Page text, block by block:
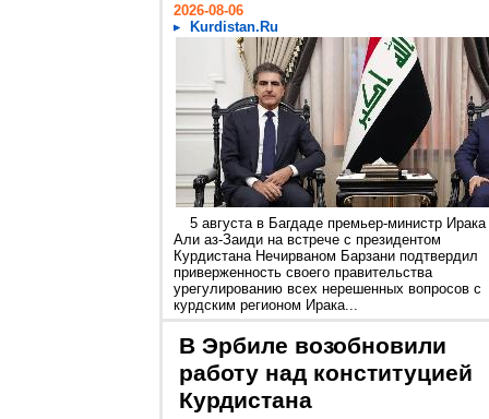
2026-08-06
Kurdistan.Ru
5 августа в Багдаде премьер-министр Ирака
Али аз-Заиди на встрече с президентом
Курдистана Нечирваном Барзани подтвердил
приверженность своего правительства
урегулированию всех нерешенных вопросов с
курдским регионом Ирака...
В Эрбиле возобновили
работу над конституцией
Курдистана